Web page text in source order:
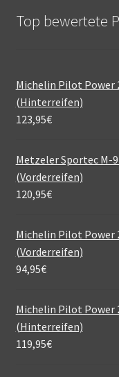
Top bewertete
Michelin Pilot Power
(Hinterreifen)
123,95€
Metzeler Sportec M-9
(Vorderreifen)
120,95€
Michelin Pilot Power
(Vorderreifen)
94,95€
Michelin Pilot Power
(Hinterreifen)
119,95€